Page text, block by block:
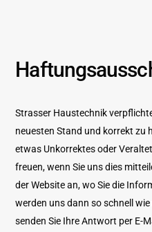
Strasser Haustechnik
neuesten Stand und korrekt zu
etwas Unkorrektes oder
freuen, wenn Sie uns dies
der Website an, wo Sie die
werden uns dann so schnell
senden Sie Ihre Antwort per E-